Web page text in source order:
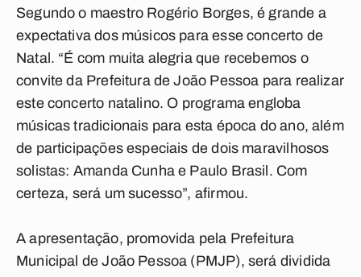
Segundo o maestro Rogério Borges, é grande a
expectativa dos músicos para esse concerto de
Natal. “É com muita alegria que recebemos o
convite da Prefeitura de João Pessoa para realizar
este concerto natalino. O programa engloba
músicas tradicionais para esta época do ano, além
de participações especiais de dois maravilhosos
solistas: Amanda Cunha e Paulo Brasil. Com
certeza, será um sucesso”, afirmou.
A apresentação, promovida pela Prefeitura
Municipal de João Pessoa (PMJP), será dividida